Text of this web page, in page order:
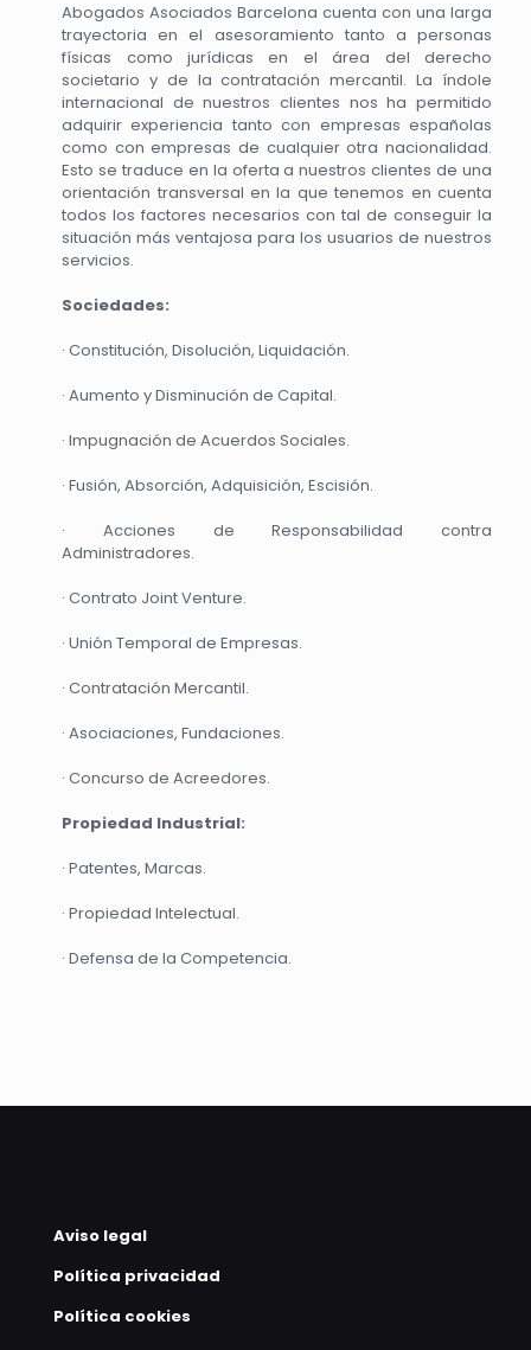
Abogados Asociados Barcelona cuenta con una larga
trayectoria en el asesoramiento tanto a personas
físicas como jurídicas en el área del derecho
societario y de la contratación mercantil. La índole
internacional de nuestros clientes nos ha permitido
adquirir experiencia tanto con empresas españolas
como con empresas de cualquier otra nacionalidad.
Esto se traduce en la oferta a nuestros clientes de una
orientación transversal en la que tenemos en cuenta
todos los factores necesarios con tal de conseguir la
situación más ventajosa para los usuarios de nuestros
servicios.
Sociedades:
· Constitución, Disolución, Liquidación.
· Aumento y Disminución de Capital.
· Impugnación de Acuerdos Sociales.
· Fusión, Absorción, Adquisición, Escisión.
· Acciones de Responsabilidad contra
Administradores.
· Contrato Joint Venture.
· Unión Temporal de Empresas.
· Contratación Mercantil.
· Asociaciones, Fundaciones.
· Concurso de Acreedores.
Propiedad Industrial:
· Patentes, Marcas.
· Propiedad Intelectual.
· Defensa de la Competencia.
Aviso legal
Política privacidad
Política cookies